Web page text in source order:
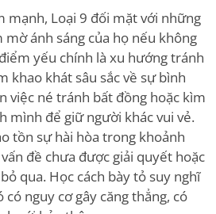
mạnh, Loại 9 đối mặt với những
ánh sáng của họ nếu không
yếu chính là xu hướng tránh
khao khát sâu sắc về sự bình
việc né tránh bất đồng hoặc kìm
mình để giữ người khác vui vẻ.
tồn sự hài hòa trong khoảnh
đề chưa được giải quyết hoặc
qua. Học cách bày tỏ suy nghĩ
có nguy cơ gây căng thẳng, có